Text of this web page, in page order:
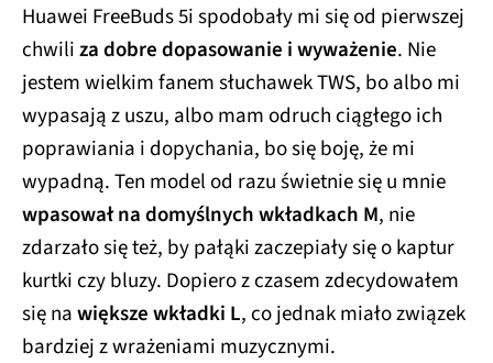
Huawei FreeBuds 5i spodobały mi się od pierwszej
chwiliza dobre dopasowanie i wyważenie. Nie
jestem wielkim fanem słuchawek TWS, bo albo mi
wypasają z uszu, albo mam odruch ciągłego ich
poprawiania i dopychania, bo się boję, że mi
wypadną. Ten model od razu świetnie się u mnie
wpasował na domyślnych wkładkach M, nie
zdarzało się też, by pałąki zaczepiały się o kaptur
kurtki czy bluzy. Dopiero z czasem zdecydowałem
się nawiększe wkładki L, co jednak miało związek
bardziej z wrażeniami muzycznymi.